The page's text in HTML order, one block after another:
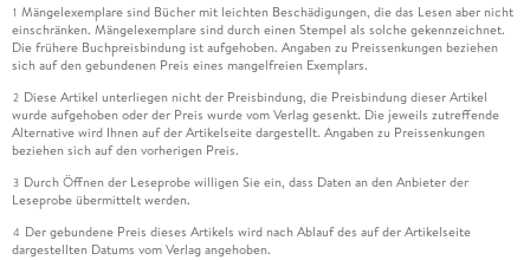
1 Mängelexemplare sind Bücher mit leichten Beschädigungen, die das Lesen aber nicht
einschränken. Mängelexemplare sind durch einen Stempel als solche gekennzeichnet.
Die frühere Buchpreisbindung ist aufgehoben. Angaben zu Preissenkungen beziehen
sich auf den gebundenen Preis eines mangelfreien Exemplars.
2 Diese Artikel unterliegen nicht der Preisbindung, die Preisbindung dieser Artikel
wurde aufgehoben oder der Preis wurde vom Verlag gesenkt. Die jeweils zutreffende
Alternative wird Ihnen auf der Artikelseite dargestellt. Angaben zu Preissenkungen
beziehen sich auf den vorherigen Preis.
3 Durch Öffnen der Leseprobe willigen Sie ein, dass Daten an den Anbieter der
Leseprobe übermittelt werden.
4 Der gebundene Preis dieses Artikels wird nach Ablauf des auf der Artikelseite
dargestellten Datums vom Verlag angehoben.